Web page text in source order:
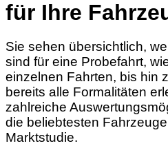
für Ihre
Sie sehen übersichtlich,
sind für eine Probefahrt,
einzelnen Fahrten, bis hin
bereits alle Formalitäten
zahlreiche
die beliebtesten
Marktstudie.